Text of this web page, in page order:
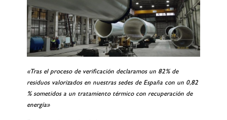
«Tras el proceso de verificación declaramos un 82% de
residuos valorizados en nuestras sedes de España con un 0,82
% sometidos a un tratamiento térmico con recuperación de
energía»